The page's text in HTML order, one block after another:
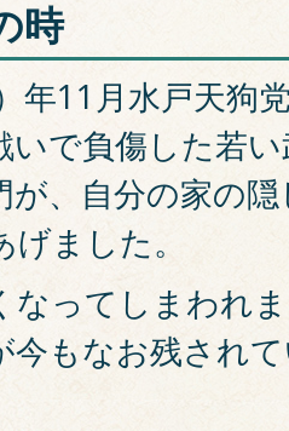
時
年11月水戸天狗
いで負傷した若
が、自分の家の
ました。
なってしまわれ
今もなお残され